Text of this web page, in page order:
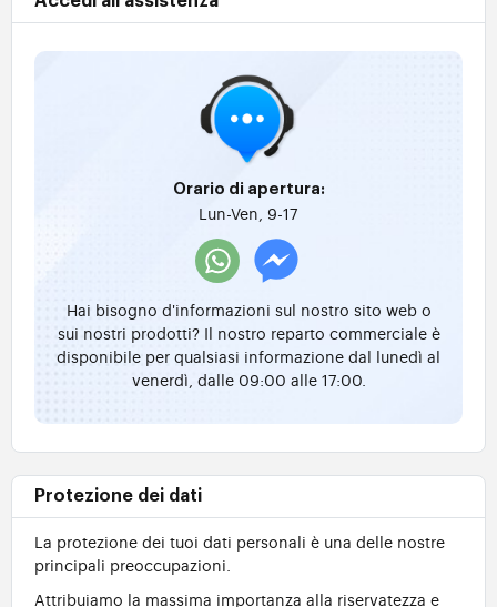
Orario di apertura:
Lun-Ven, 9-17
Hai bisogno d'informazioni sul nostro sito web o
sui nostri prodotti? Il nostro reparto commerciale è
disponibile per qualsiasi informazione dal lunedì al
venerdì, dalle 09:00 alle 17:00.
Protezione dei dati
La protezione dei tuoi dati personali è una delle nostre
principali preoccupazioni.
Attribuiamo la massima importanza alla riservatezza e